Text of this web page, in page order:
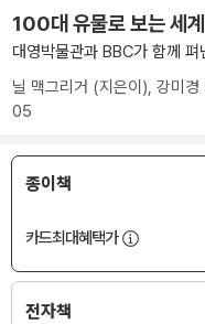
100대 유물로 보는 세
대영박물관과 BBC가 함께 펴
닐 맥그리거 (지은이), 강미경
05
종이책
카드최대혜택가
전자책